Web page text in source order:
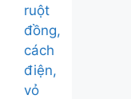
ruột
đồng,
cách
điện,
vỏ